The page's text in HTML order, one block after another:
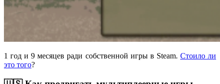
1 год и 9 месяцев ради собственной игры в Steam. Стоило ли
это того?